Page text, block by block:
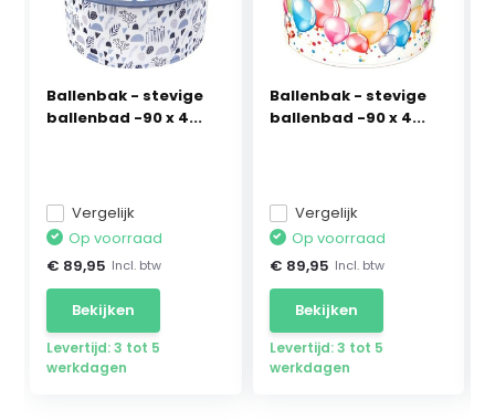
Ballenbak - stevige
ballenbad -90 x 4...
Vergelijk
Op voorraad
€ 89,95 Incl. btw
Bekijken
Levertijd: 3 tot 5
werkdagen
Ballenbak - stevige
ballenbad -90 x 4...
Vergelijk
Op voorraad
€ 89,95 Incl. btw
Bekijken
Levertijd: 3 tot 5
werkdagen